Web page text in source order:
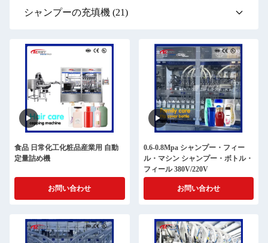
シャンプーの充填機 (21)
食品 日常化工化粧品産業用 自動
定量詰め機
お問い合わせ
0.6-0.8Mpa シャンプー・フィー
ル・マシン シャンプー・ボトル・
フィール 380V/220V
お問い合わせ